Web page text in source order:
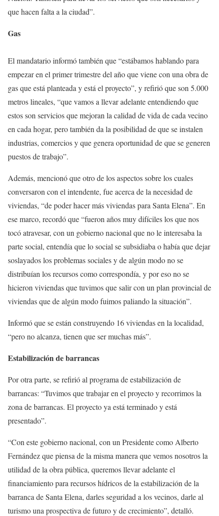
que hacen falta a la ciudad”.
Gas
El mandatario informó también que “estábamos hablando para
empezar en el primer trimestre del año que viene con una obra de
gas que está planteada y está el proyecto”, y refirió que son 5.000
metros lineales, “que vamos a llevar adelante entendiendo que
estos son servicios que mejoran la calidad de vida de cada vecino
en cada hogar, pero también da la posibilidad de que se instalen
industrias, comercios y que genera oportunidad de que se generen
puestos de trabajo”.
Además, mencionó que otro de los aspectos sobre los cuales
conversaron con el intendente, fue acerca de la necesidad de
viviendas, “de poder hacer más viviendas para Santa Elena”. En
ese marco, recordó que “fueron años muy difíciles los que nos
tocó atravesar, con un gobierno nacional que no le interesaba la
parte social, entendía que lo social se subsidiaba o había que dejar
soslayados los problemas sociales y de algún modo no se
distribuían los recursos como correspondía, y por eso no se
hicieron viviendas que tuvimos que salir con un plan provincial de
viviendas que de algún modo fuimos paliando la situación”.
Informó que se están construyendo 16 viviendas en la localidad,
“pero no alcanza, tienen que ser muchas más”.
Estabilización de barrancas
Por otra parte, se refirió al programa de estabilización de
barrancas: “Tuvimos que trabajar en el proyecto y recorrimos la
zona de barrancas. El proyecto ya está terminado y está
presentado”.
“Con este gobierno nacional, con un Presidente como Alberto
Fernández que piensa de la misma manera que vemos nosotros la
utilidad de la obra pública, queremos llevar adelante el
financiamiento para recursos hídricos de la estabilización de la
barranca de Santa Elena, darles seguridad a los vecinos, darle al
turismo una prospectiva de futuro y de crecimiento”, detalló.